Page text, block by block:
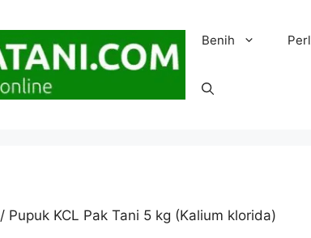
Benih
/ Pupuk KCL Pak Tani 5 kg (Kalium klorida)